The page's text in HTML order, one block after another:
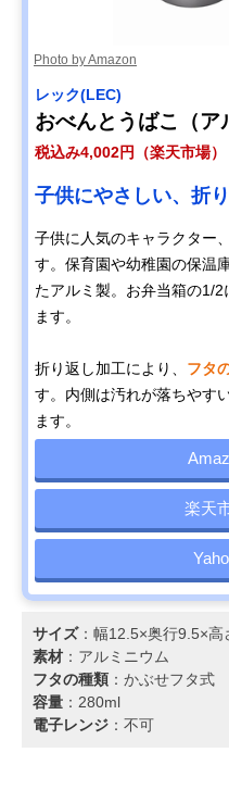
Photo by Amazon
レック(LEC)
おべんとうばこ（
税込み4,002円（楽天市場）
子供にやさしい、折
子供に人気のキャラクター
す。保育園や幼稚園の保温
たアルミ製。お弁当箱の1/
ます。
折り返し加工により、 フタ
す。内側は汚れが落ちやす
ます。
楽天
サイズ：幅12.5×奥行9.5×高
素材 ：アルミニウム
フタの種類 ：かぶせフタ式
容量 ：280ml
電子レンジ ：不可